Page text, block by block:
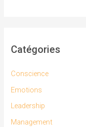
Catégories
Conscience
Emotions
Leadership
Management